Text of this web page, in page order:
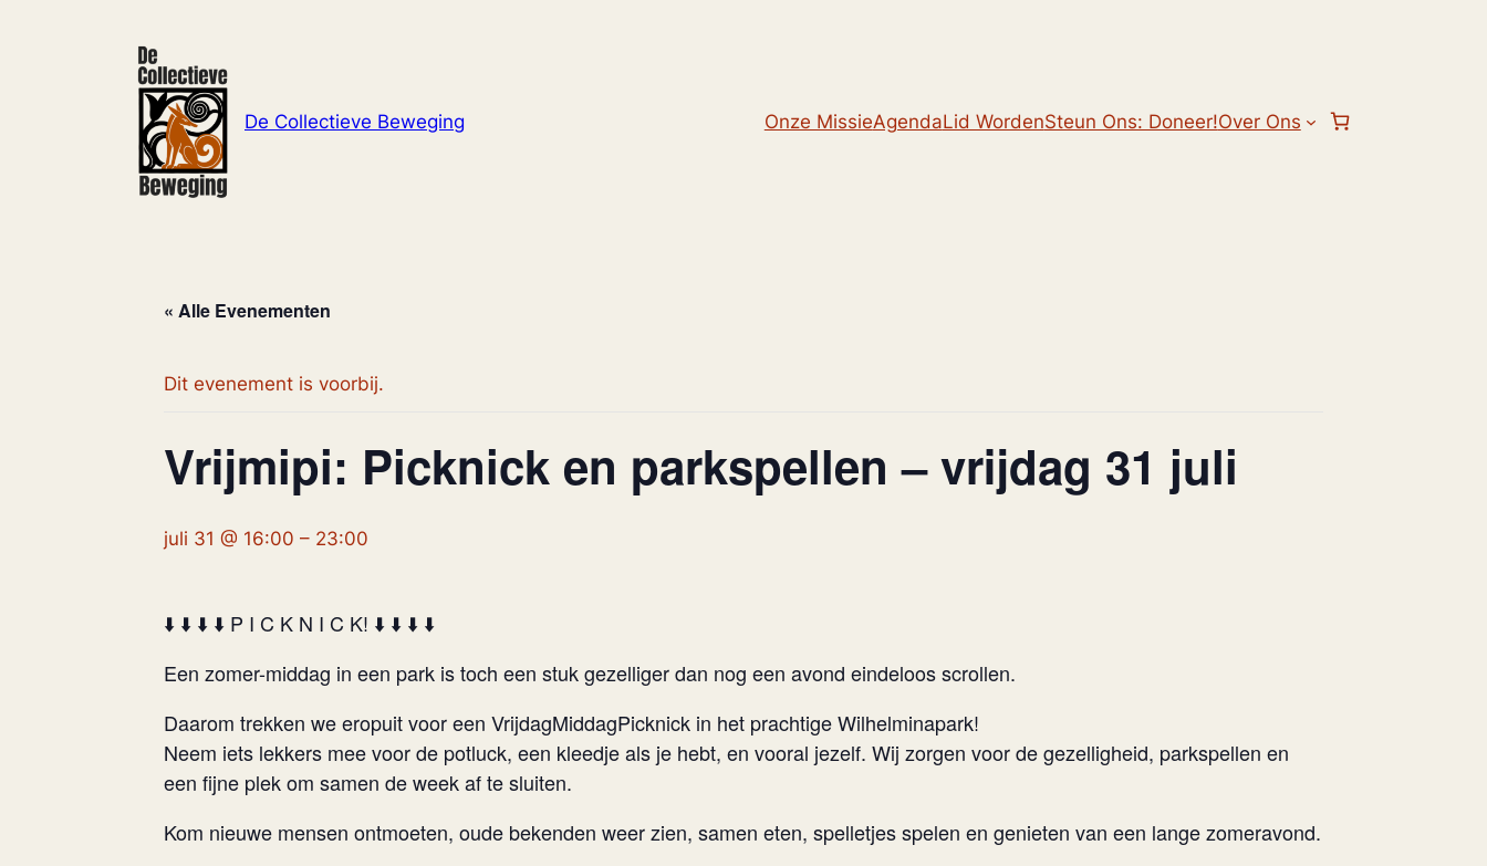
De Collectieve Beweging Onze MissieAgendaLid WordenSteun Ons: Doneer!Over Ons
« Alle Evenementen
Dit evenement is voorbij.
Vrijmipi: Picknick en parkspellen – vrijdag 31 juli
juli 31 @ 16:00 – 23:00
⬇️ ⬇️ ⬇️ ⬇️ P I C K N I C K! ⬇️ ⬇️ ⬇️ ⬇️
Een zomer-middag in een park is toch een stuk gezelliger dan nog een avond eindeloos scrollen.
Daarom trekken we eropuit voor een VrijdagMiddagPicknick in het prachtige Wilhelminapark!
Neem iets lekkers mee voor de potluck, een kleedje als je hebt, en vooral jezelf. Wij zorgen voor de gezelligheid, parkspellen en
een fijne plek om samen de week af te sluiten.
Kom nieuwe mensen ontmoeten, oude bekenden weer zien, samen eten, spelletjes spelen en genieten van een lange zomeravond.